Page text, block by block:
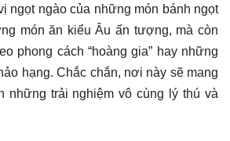
ngọt ngào của những món bánh ngọt
món ăn kiểu Âu ấn tượng, mà còn
phong cách “hoàng gia” hay những
hạng. Chắc chắn, nơi này sẽ mang
những trải nghiệm vô cùng lý thú và